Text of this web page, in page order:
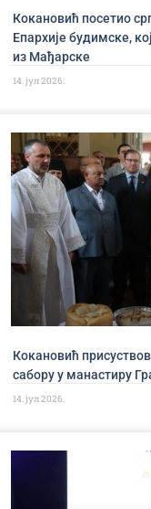
Кокановић посетио
Епархије будимске,
из Мађарске
14. јул 2026.
Кокановић
сабору у манастиру
14. јул 2026.